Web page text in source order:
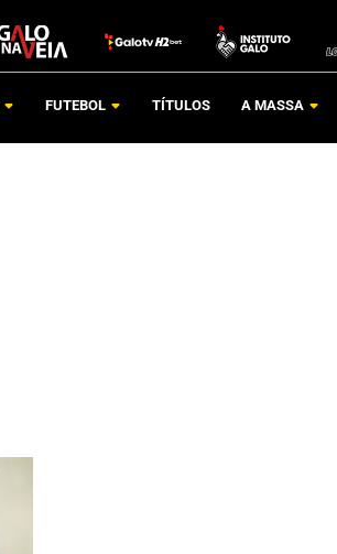
FUTEBOL TÍTULOS A MASSA